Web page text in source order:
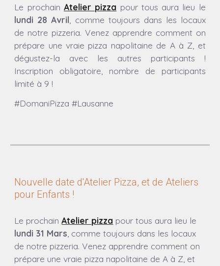
Le prochain Atelier pizza pour tous aura lieu le
lundi 28 Avril , comme toujours dans les locaux
de notre pizzeria. Venez apprendre comment on
prépare une vraie pizza napolitaine de A à Z, et
dégustez-la avec les autres participants !
Inscription obligatoire, nombre de participants
limité à 9 !
#DomaniPizza #Lausanne
Nouvelle date d'Atelier Pizza, et de Ateliers
pour Enfants !
Le prochainAtelier pizza pour tous aura lieu le
lundi 31 Mars , comme toujours dans les locaux
de notre pizzeria. Venez apprendre comment on
prépare une vraie pizza napolitaine de A à Z, et